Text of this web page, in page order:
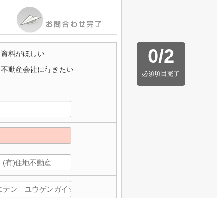
0/2
必須項目完了
資料がほしい
不動産会社に行きたい